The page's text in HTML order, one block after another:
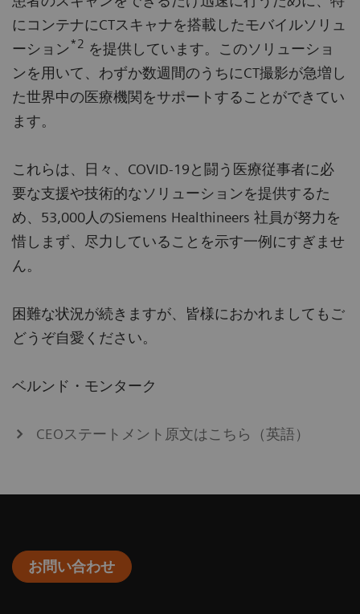
にコンテナにCTスキャナを搭載したモバイルソリュ
ーション*2 を提供しています。このソリューショ
ンを用いて、わずか数週間のうちにCT撮影が急増し
た世界中の医療機関をサポートすることができてい
ます。
これらは、日々、COVID-19と闘う医療従事者に必
要な支援や技術的なソリューションを提供するた
め、53,000人のSiemens Healthineers 社員が努力を
惜しまず、尽力していることを示す一例にすぎませ
ん。
困難な状況が続きますが、皆様におかれましてもご
どうぞ自愛ください。
ベルンド・モンターク
CEOステートメント原文はこちら（英語）
お問い合わせ